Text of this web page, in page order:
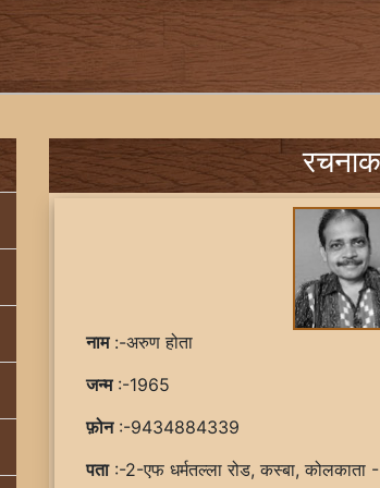
नाम:-अरुण होता
जन्म:-1965
फ़ोन:-9434884339
पता:-2-एफ धर्मतल्ला रोड, कस्बा,